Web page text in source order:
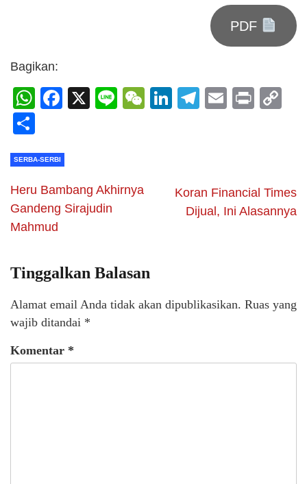
PDF
Bagikan:
WhatsApp
Facebook
X LineWeChat
LinkedIn
Telegram
Email
Print
SERBA-SERBI
Heru Bambang Akhirnya
Gandeng Sirajudin
Mahmud
Koran Financial Times
Dijual, Ini Alasannya
Tinggalkan Balasan
Alamat email Anda tidak akan dipublikasikan. Ruas yang
wajib ditandai *
Komentar *